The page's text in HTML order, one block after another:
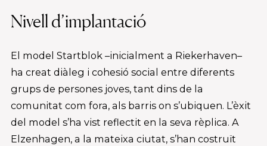
Nivell d’implantació
El model Startblok –inicialment a Riekerhaven–
ha creat diàleg i cohesió social entre diferents
grups de persones joves, tant dins de la
comunitat com fora, als barris on s’ubiquen. L’èxit
del model s’ha vist reflectit en la seva rèplica. A
Elzenhagen, a la mateixa ciutat, s’han costruït